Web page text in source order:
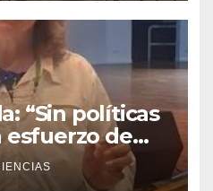
“Sin políticas
esfuerzo de
frutos”